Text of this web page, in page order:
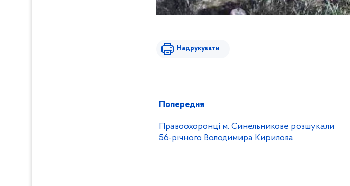
Надрукувати
Попередня
Правоохоронці м. Синельникове розшукали
56-річного Володимира Кирилова